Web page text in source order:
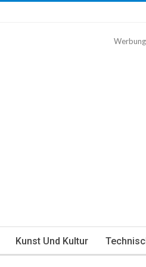
Werbung
Kunst Und Kultur